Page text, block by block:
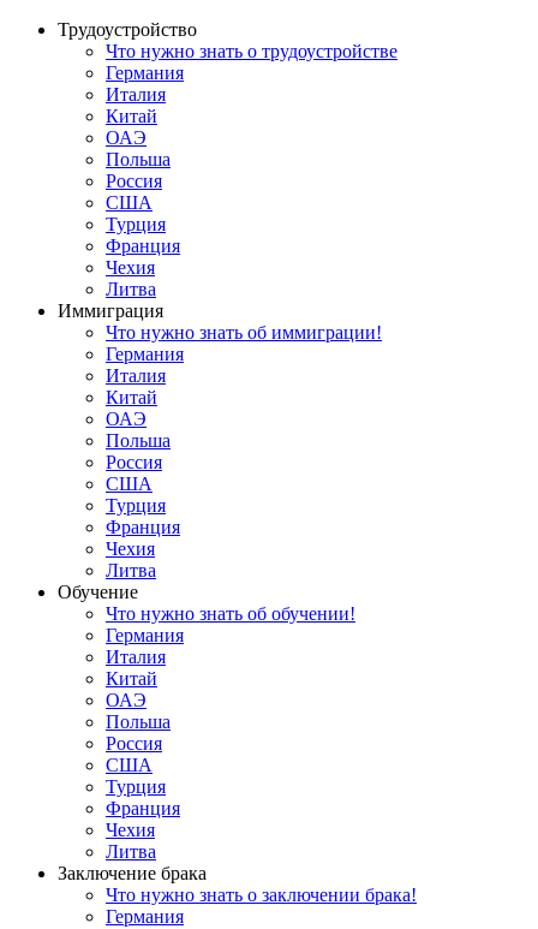
Трудоустройство
Что нужно знать о трудоустройстве
Германия
Италия
Китай
ОАЭ
Польша
Россия
США
Турция
Франция
Чехия
Литва
Иммиграция
Что нужно знать об иммиграции!
Германия
Италия
Китай
ОАЭ
Польша
Россия
США
Турция
Франция
Чехия
Литва
Обучение
Что нужно знать об обучении!
Германия
Италия
Китай
ОАЭ
Польша
Россия
США
Турция
Франция
Чехия
Литва
Заключение брака
Что нужно знать о заключении брака!
Германия